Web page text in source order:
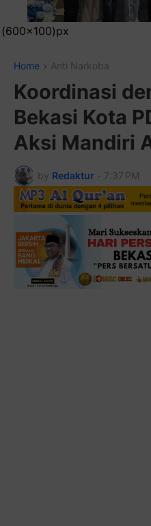
Home Anti Narkoba
Koordinasi
Bekasi Kota
Aksi Mandiri
by Redaktur - 7:37 PM